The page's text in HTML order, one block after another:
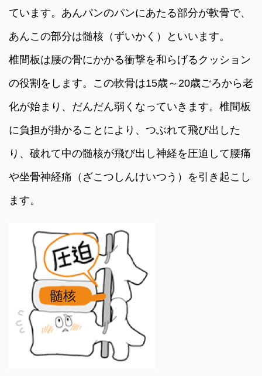
ています。あんパンのパンにあたる部分が軟骨で、
あんこの部分は髄核（ずいかく）といいます。
椎間板は腰の骨にかかる衝撃を和らげるクッション
の役割をします。この軟骨は15歳～20歳ごろから老
化が始まり、だんだん弱くなっていきます。椎間板
に負担が掛かることにより、つぶれて飛び出した
り、破れて中の髄核が飛び出し神経を圧迫して腰痛
や坐骨神経痛（ざこつしんけいつう）を引き起こし
ます。